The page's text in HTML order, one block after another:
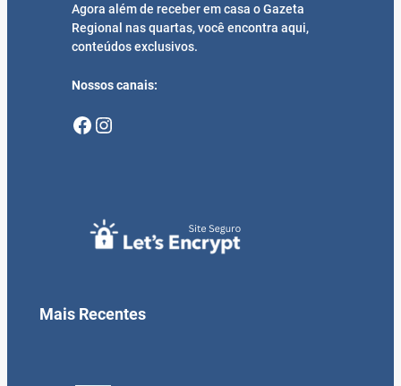
Agora além de receber em casa o Gazeta
Regional nas quartas, você encontra aqui,
conteúdos exclusivos.
Nossos canais:
Facebook Instagram
Mais Recentes